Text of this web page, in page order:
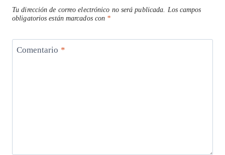
Tu dirección de correo electrónico no será publicada. Los campos
obligatorios están marcados con *
Comentario *